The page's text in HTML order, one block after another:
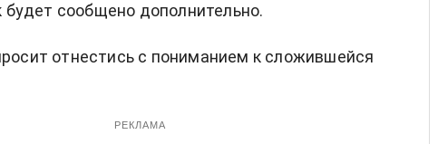
будет сообщено дополнительно.
отнестись с пониманием к сложившейся
РЕКЛАМА